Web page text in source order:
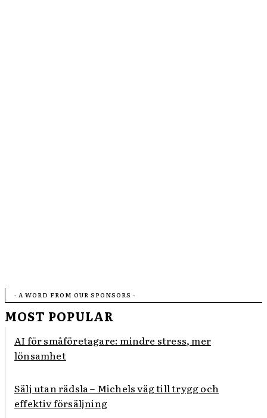
- A WORD FROM OUR SPONSORS -
MOST POPULAR
AI för småföretagare: mindre stress, mer
lönsamhet
Sälj utan rädsla – Michels väg till trygg och
effektiv försäljning